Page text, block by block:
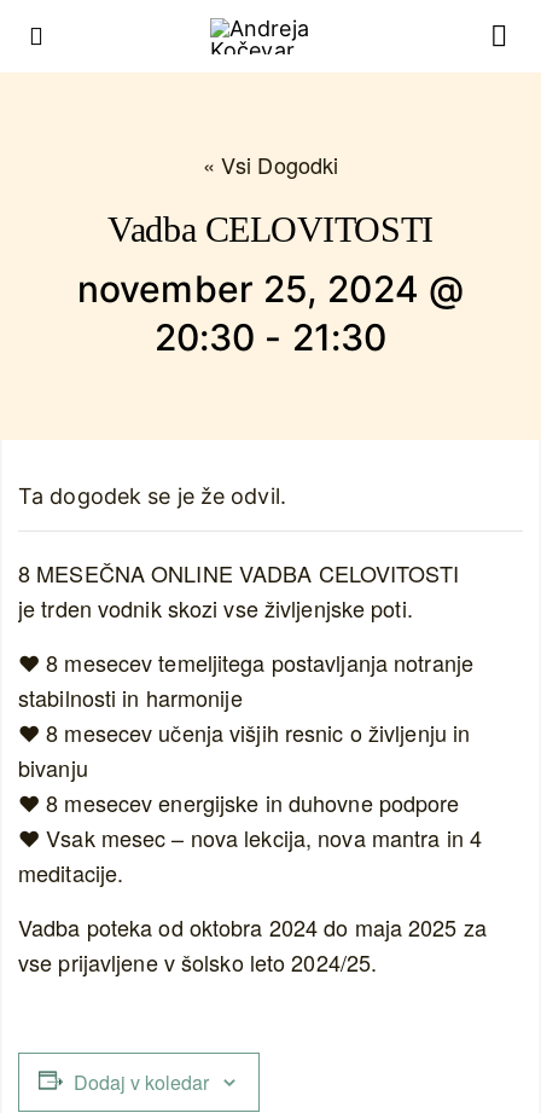
« Vsi Dogodki
Vadba CELOVITOSTI
november 25, 2024 @
20:30 - 21:30
Ta dogodek se je že odvil.
8 MESEČNA ONLINE VADBA CELOVITOSTI
je trden vodnik skozi vse življenjske poti.
❤️ 8 mesecev temeljitega postavljanja notranje
stabilnosti in harmonije
❤️ 8 mesecev učenja višjih resnic o življenju in
bivanju
❤️ 8 mesecev energijske in duhovne podpore
❤️ Vsak mesec – nova lekcija, nova mantra in 4
meditacije.
Vadba poteka od oktobra 2024 do maja 2025 za
vse prijavljene v šolsko leto 2024/25.
Dodaj v koledar